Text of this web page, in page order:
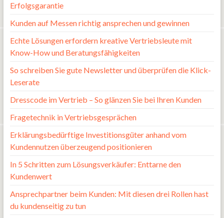
Erfolgsgarantie
Kunden auf Messen richtig ansprechen und gewinnen
Echte Lösungen erfordern kreative Vertriebsleute mit
Know-How und Beratungsfähigkeiten
So schreiben Sie gute Newsletter und überprüfen die Klick-
Leserate
Dresscode im Vertrieb – So glänzen Sie bei Ihren Kunden
Fragetechnik in Vertriebsgesprächen
Erklärungsbedürftige Investitionsgüter anhand vom
Kundennutzen überzeugend positionieren
In 5 Schritten zum Lösungsverkäufer: Enttarne den
Kundenwert
Ansprechpartner beim Kunden: Mit diesen drei Rollen hast
du kundenseitig zu tun